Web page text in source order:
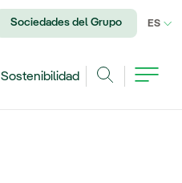
Sociedades del Grupo ES
Sostenibilidad